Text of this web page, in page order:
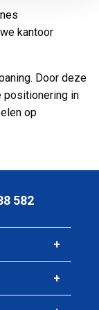
kantoor
Door deze
positionering in
op
582